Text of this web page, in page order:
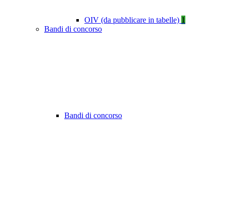
OIV (da pubblicare in tabelle) 1
Bandi di concorso
Bandi di concorso